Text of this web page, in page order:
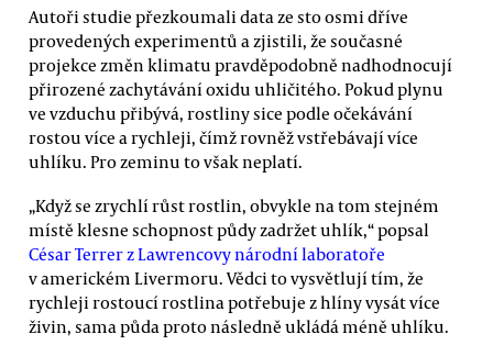
Autoři studie přezkoumali data ze sto osmi dříve
provedených experimentů a zjistili, že současné
projekce změn klimatu pravděpodobně nadhodnocují
přirozené zachytávání oxidu uhličitého. Pokud plynu
ve vzduchu přibývá, rostliny sice podle očekávání
rostou více a rychleji, čímž rovněž vstřebávají více
uhlíku. Pro zeminu to však neplatí.
„Když se zrychlí růst rostlin, obvykle na tom stejném
místě klesne schopnost půdy zadržet uhlík,“ popsal
César Terrer z Lawrencovy národní laboratoře
v americkém Livermoru. Vědci to vysvětlují tím, že
rychleji rostoucí rostlina potřebuje z hlíny vysát více
živin, sama půda proto následně ukládá méně uhlíku.